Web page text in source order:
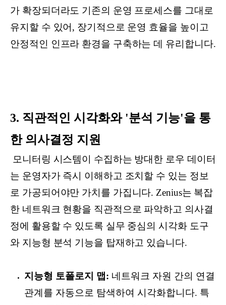
가 확장되더라도 기존의 운영 프로세스를 그대로
유지할 수 있어, 장기적으로 운영 효율을 높이고
안정적인 인프라 환경을 구축하는 데 유리합니다.
3. 직관적인 시각화와 '분석 기능'을 통
한 의사결정 지원
모니터링 시스템이 수집하는 방대한 로우 데이터
는 운영자가 즉시 이해하고 조치할 수 있는 정보
로 가공되어야만 가치를 가집니다. Zenius는 복잡
한 네트워크 현황을 직관적으로 파악하고 의사결
정에 활용할 수 있도록 실무 중심의 시각화 도구
와 지능형 분석 기능을 탑재하고 있습니다.
지능형 토폴로지 맵: 네트워크 자원 간의 연결
관계를 자동으로 탐색하여 시각화합니다. 특